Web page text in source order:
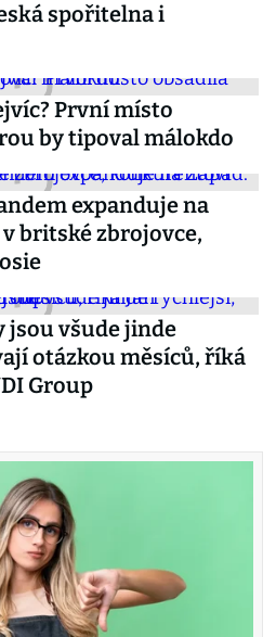
spořitelna i
První místo
by tipoval málokdo
expanduje na
britské zbrojovce,
jsou všude jinde
otázkou měsíců, říká
Group